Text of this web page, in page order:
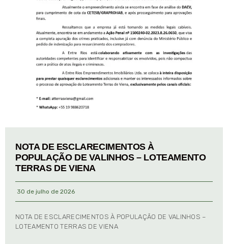
NOTA DE ESCLARECIMENTOS À
POPULAÇÃO DE VALINHOS – LOTEAMENTO
TERRAS DE VIENA
30 de julho de 2026
NOTA DE ESCLARECIMENTOS À POPULAÇÃO DE VALINHOS –
LOTEAMENTO TERRAS DE VIENA